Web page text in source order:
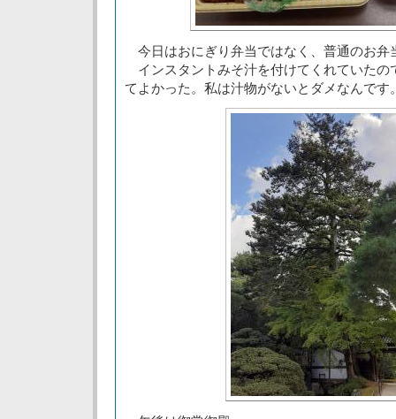
今日はおにぎり弁当ではなく、普通のお弁
インスタントみそ汁を付けてくれていたの
てよかった。私は汁物がないとダメなんです